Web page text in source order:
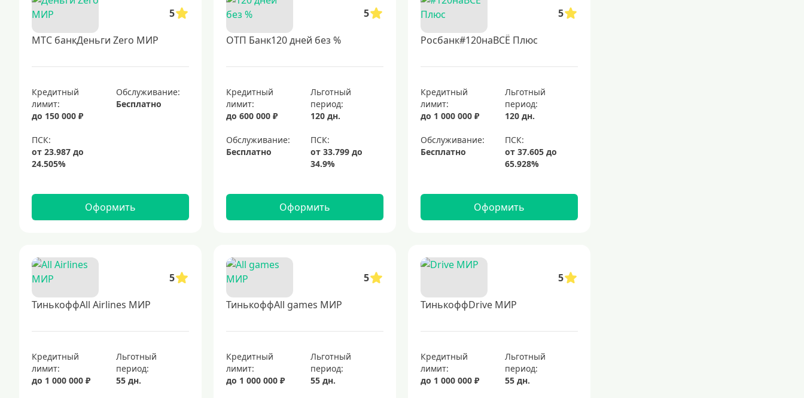
5
МТС банкДеньги Zero МИР
Кредитный
лимит:
до 150 000 ₽
Обслуживание:
Бесплатно
Оформить
5
ОТП Банк120 дней без %
Кредитный
лимит:
до 600 000 ₽
Льготный
период:
120 дн.
Обслуживание:
Бесплатно
Оформить
5
Росбанк#120наВСЁ Плюс
Кредитный
лимит:
до 1 000 000 ₽
Льготный
период:
120 дн.
Обслуживание:
Бесплатно
Оформить
5
ТинькоффAll Airlines МИР
Кредитный
лимит:
до 1 000 000 ₽
Льготный
период:
55 дн.
5
ТинькоффAll games МИР
Кредитный
лимит:
до 1 000 000 ₽
Льготный
период:
55 дн.
5
ТинькоффDrive МИР
Кредитный
лимит:
до 1 000 000 ₽
Льготный
период:
55 дн.